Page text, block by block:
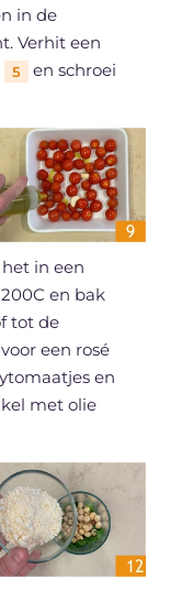
in de
Verhit een
5
en schroei
het in een
en bak
tot de
een rosé
en
met olie